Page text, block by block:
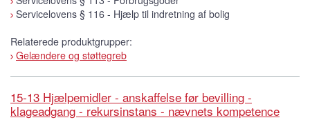
Servicelovens § 116 - Hjælp til indretning af bolig
Relaterede produktgrupper:
Gelændere og støttegreb
15-13 Hjælpemidler - anskaffelse før bevilling -
klageadgang - rekursinstans - nævnets kompetence